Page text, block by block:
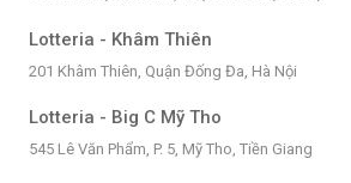
Lotteria - Khâm Thiên
201 Khâm Thiên, Quận Đống Đa, Hà Nội
Lotteria - Big C Mỹ Tho
545 Lê Văn Phẩm, P. 5, Mỹ Tho, Tiền Giang